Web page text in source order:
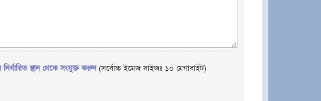
স্থান থেকে সংযুক্ত করুন(সর্বোচ্চ ইমেজ সাইজঃ ১০ মেগাবাইট)